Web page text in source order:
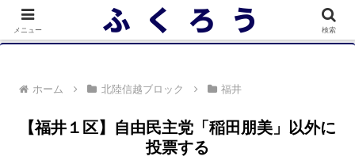
落選者一覧 政党別 (2/10)
ホーム 北陸信越ブロック 福井
【福井１区】自由民主党「稲田朋美」以外に
投票する
メニュー 検索